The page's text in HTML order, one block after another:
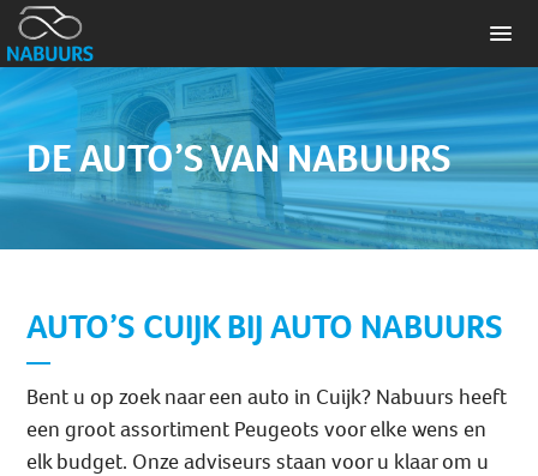
DE AUTO’S VAN NABUURS
AUTO’S CUIJK BIJ AUTO NABUURS
Bent u op zoek naar een auto in Cuijk? Nabuurs heeft
een groot assortiment Peugeots voor elke wens en
elk budget. Onze adviseurs staan voor u klaar om u